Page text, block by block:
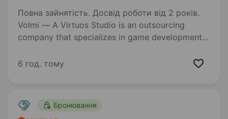
Повна зайнятість. Досвід роботи від 2 років.
Volmi — A Virtuos Studio is an outsourcing
company that specializes in game development
years, we have successfully completed over
6 год. тому
Бронювання